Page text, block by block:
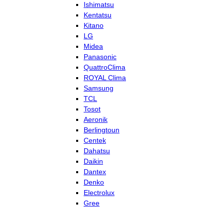
Ishimatsu
Kentatsu
Kitano
LG
Midea
Panasonic
QuattroClima
ROYAL Clima
Samsung
TCL
Tosot
Aeronik
Berlingtoun
Centek
Dahatsu
Daikin
Dantex
Denko
Electrolux
Gree